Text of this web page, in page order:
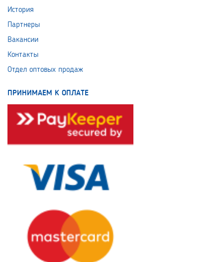
История
Партнеры
Вакансии
Контакты
Отдел оптовых продаж
ПРИНИМАЕМ К ОПЛАТЕ